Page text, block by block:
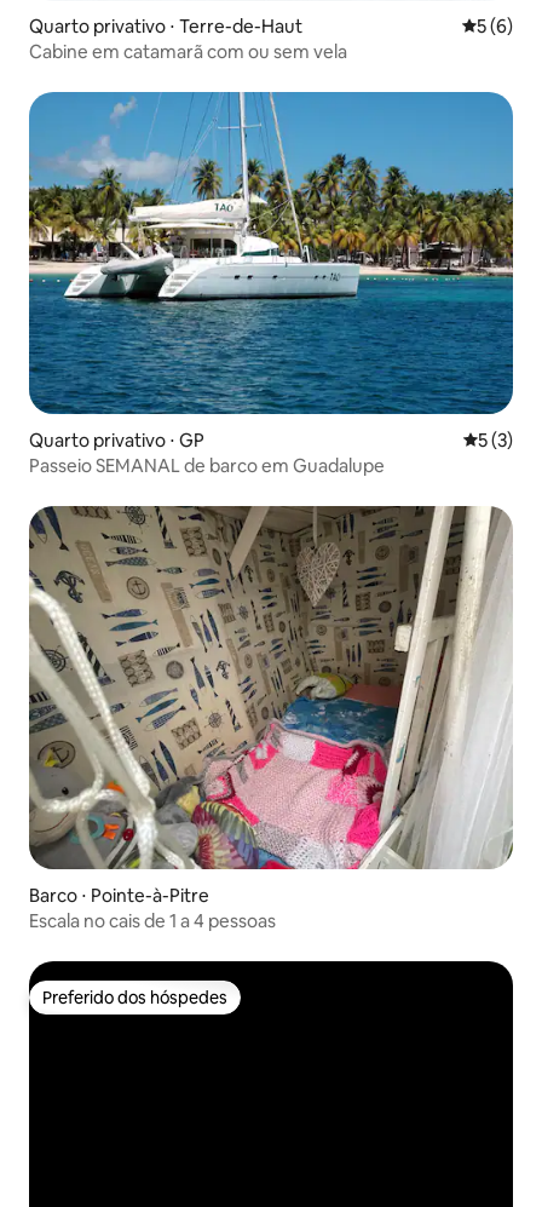
Quarto privativo ⋅ Terre-de-Haut 5 de
5 (6)
Cabine em catamarã com ou sem vela
Quarto privativo ⋅ GP 5 de
5 (3)
Passeio SEMANAL de barco em Guadalupe
Barco ⋅ Pointe-à-Pitre
Escala no cais de 1 a 4 pessoas
Preferido dos hóspedes
Preferido dos hóspedes